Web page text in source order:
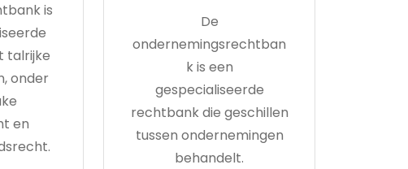
is
talrijke
onder
en
De
ondernemingsrechtban
k is een
gespecialiseerde
rechtbank die geschillen
tussen ondernemingen
behandelt.